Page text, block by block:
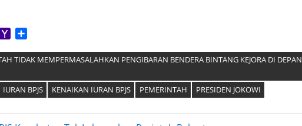
GmailYahoo
TIDAK MEMPERMASALAHKAN PENGIBARAN BENDERA BINTANG KEJORA DI DEPAN
IURAN BPJS KENAIKAN IURAN BPJS PEMERINTAH PRESIDEN JOKOWI